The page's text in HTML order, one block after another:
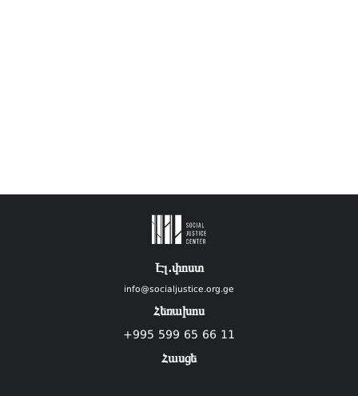
Էլ.փոստ
info@socialjustice.org.ge
Հեռախոս
+995 599 65 66 11
Հասցե